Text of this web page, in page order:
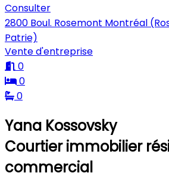
Consulter
2800 Boul. Rosemont Montréal
Patrie)
Vente d'entreprise
0
0
0
Yana Kossovsky
Courtier immobilier
commercial